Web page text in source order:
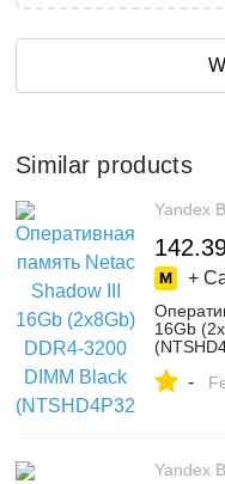
Similar products
Yandex
+
16Gb
на
-
Yandex